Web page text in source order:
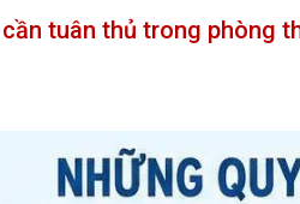
tuân thủ trong phòng